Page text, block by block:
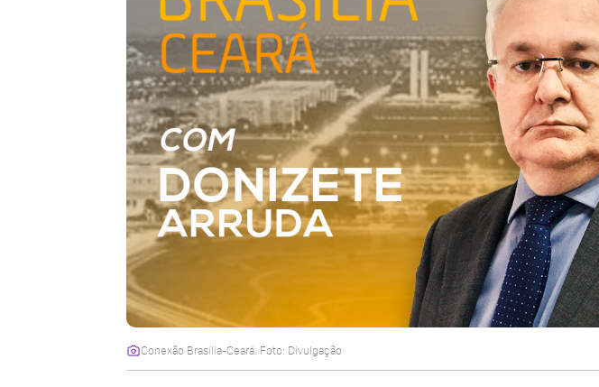
Conexão Brasília-Ceará. Foto: Divulgação